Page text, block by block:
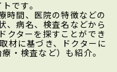
です。
時間、医院の特徴などの
、病名、検査名などから
クターを探すことができ
材に基づき、ドクターに
・検査など）も紹介。